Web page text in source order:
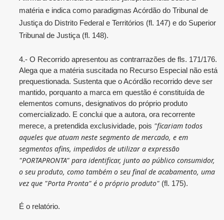
matéria e indica como paradigmas Acórdão do Tribunal de
Justiça do Distrito Federal e Territórios (fl. 147) e do Superior
Tribunal de Justiça (fl. 148).
4.- O Recorrido apresentou as contrarrazões de fls. 171/176.
Alega que a matéria suscitada no Recurso Especial não está
prequestionada. Sustenta que o Acórdão recorrido deve ser
mantido, porquanto a marca em questão é constituída de
elementos comuns, designativos do próprio produto
comercializado. E conclui que a autora, ora recorrente
merece, a pretendida exclusividade, pois "ficariam todos
aqueles que atuam neste segmento de mercado, e em
segmentos afins, impedidos de utilizar a expressão
"PORTAPRONTA" para identificar, junto ao público consumidor,
o seu produto, como também o seu final de acabamento, uma
vez que "Porta Pronta" é o próprio produto" (fl. 175).
É o relatório.